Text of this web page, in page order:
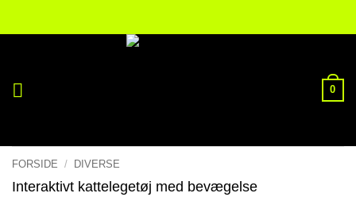
0
FORSIDE / DIVERSE
Interaktivt kattelegetøj med bevægelse